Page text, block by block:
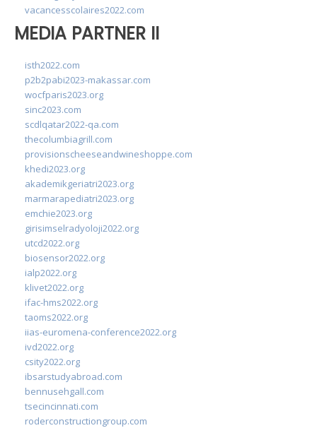
vacancesscolaires2022.com
MEDIA PARTNER II
isth2022.com
p2b2pabi2023-makassar.com
wocfparis2023.org
sinc2023.com
scdlqatar2022-qa.com
thecolumbiagrill.com
provisionscheeseandwineshoppe.com
khedi2023.org
akademikgeriatri2023.org
marmarapediatri2023.org
emchie2023.org
girisimselradyoloji2022.org
utcd2022.org
biosensor2022.org
ialp2022.org
klivet2022.org
ifac-hms2022.org
taoms2022.org
iias-euromena-conference2022.org
ivd2022.org
csity2022.org
ibsarstudyabroad.com
bennusehgall.com
tsecincinnati.com
roderconstructiongroup.com